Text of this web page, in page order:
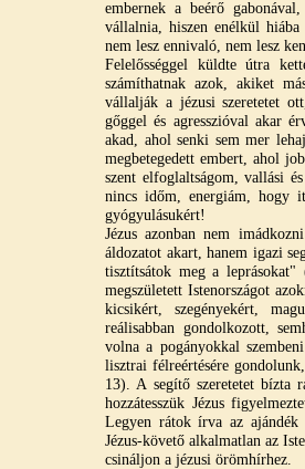
embernek a beérő
vállalnia, hiszen enélkül
nem lesz ennivaló, nem lesz
Felelősséggel küldte útra
számíthatnak azok, akiket
vállalják a jézusi szeretetet
gőggel és agresszióval akar
akad, ahol senki sem mer
megbetegedett embert, ahol
szent elfoglaltságom, vallási
nincs időm, energiám, hogy
gyógyulásukért!
Jézus azonban nem
áldozatot akart, hanem igazi
tisztítsátok meg a
megszületett Istenországot
kicsikért, szegényekért,
reálisabban gondolkozott,
volna a pogányokkal
lisztrai félreértésére
13). A segítő szeretetet bízta
hozzátesszük Jézus
Legyen rátok írva az ajándék
Jézus-követő alkalmatlan az
csináljon a jézusi örömhírhez.